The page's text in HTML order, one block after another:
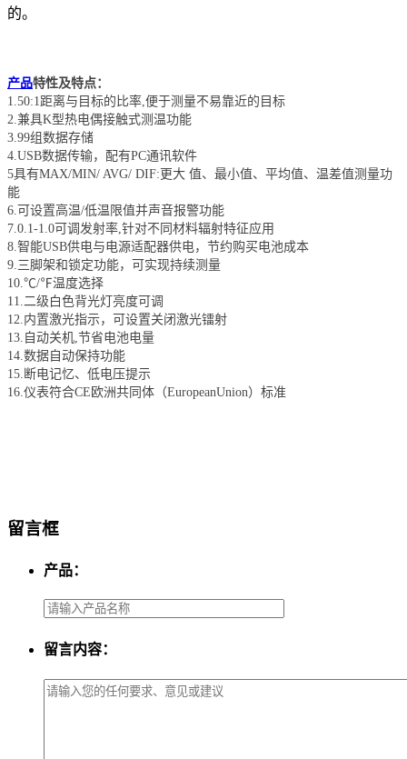
的。
产品特性及特点：
1.50:1距离与目标的比率,便于测量不易靠近的目标
2.兼具K型热电偶接触式测温功能
3.99组数据存储
4.USB数据传输，配有PC通讯软件
5具有MAX/MIN/ AVG/ DIF:更大 值、最小值、平均值、温差值测量功
能
6.可设置高温/低温限值并声音报警功能
7.0.1-1.0可调发射率,针对不同材料辐射特征应用
8.智能USB供电与电源适配器供电，节约购买电池成本
9.三脚架和锁定功能，可实现持续测量
10.℃/℉温度选择
11.二级白色背光灯亮度可调
12.内置激光指示，可设置关闭激光镭射
13.自动关机,节省电池电量
14.数据自动保持功能
15.断电记忆、低电压提示
16.仪表符合CE欧洲共同体（EuropeanUnion）标准
留言框
产品：
留言内容：